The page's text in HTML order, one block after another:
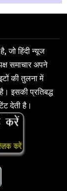
जो हिंदी न्यूज
समाचार अपने
की तुलना में
इसकी प्रतिबद्ध
देती है।